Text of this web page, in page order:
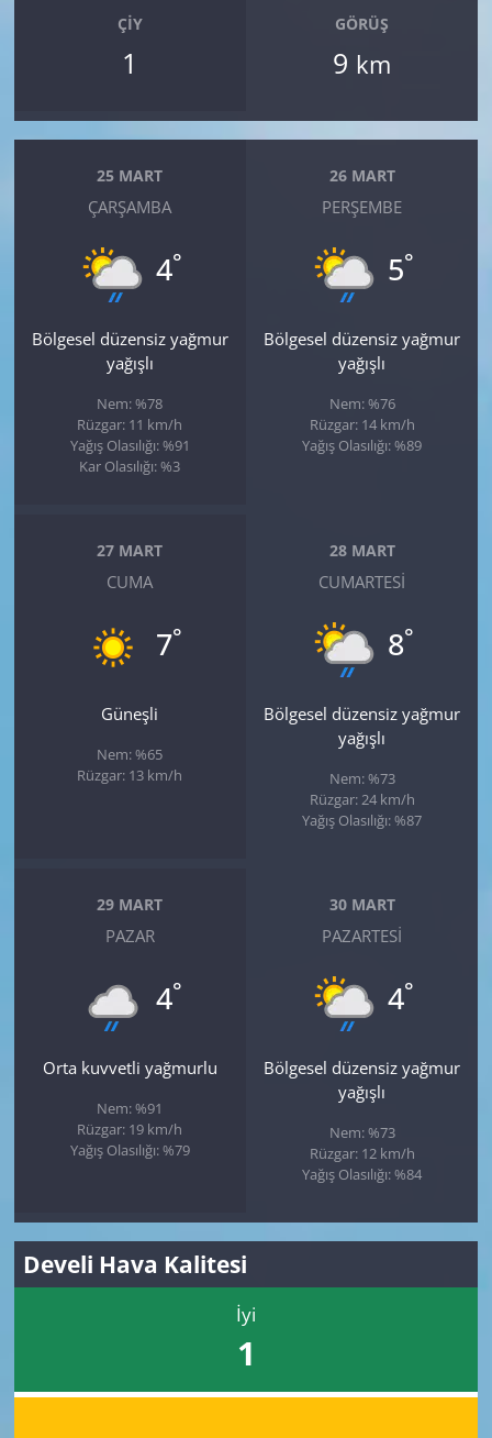
ÇIY
1
GÖRÜŞ
9 km
25 MART
ÇARŞAMBA
4°
Bölgesel düzensiz yağmur
yağışlı
Nem: %78
Rüzgar: 11 km/h
Yağış Olasılığı: %91
Kar Olasılığı: %3
26 MART
PERŞEMBE
5°
Bölgesel düzensiz yağmur
yağışlı
Nem: %76
Rüzgar: 14 km/h
Yağış Olasılığı: %89
27 MART
CUMA
7°
Güneşli
Nem: %65
Rüzgar: 13 km/h
28 MART
CUMARTESI
8°
Bölgesel düzensiz yağmur
yağışlı
Nem: %73
Rüzgar: 24 km/h
Yağış Olasılığı: %87
29 MART
PAZAR
4°
Orta kuvvetli yağmurlu
Nem: %91
Rüzgar: 19 km/h
Yağış Olasılığı: %79
30 MART
PAZARTESI
4°
Bölgesel düzensiz yağmur
yağışlı
Nem: %73
Rüzgar: 12 km/h
Yağış Olasılığı: %84
Develi Hava Kalitesi
İyi
1